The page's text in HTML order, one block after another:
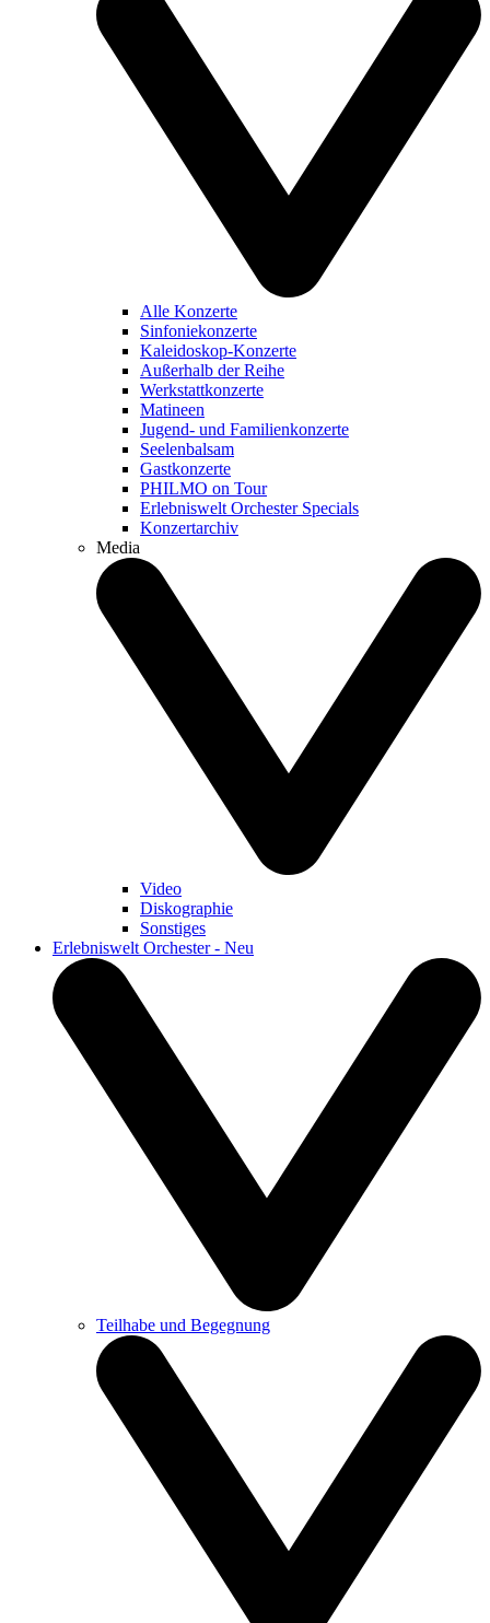
Alle Konzerte
Sinfoniekonzerte
Kaleidoskop-Konzerte
Außerhalb der Reihe
Werkstattkonzerte
Matineen
Jugend- und Familienkonzerte
Seelenbalsam
Gastkonzerte
PHILMO on Tour
Erlebniswelt Orchester Specials
Konzertarchiv
Media
Video
Diskographie
Sonstiges
Erlebniswelt Orchester - Neu
Teilhabe und Begegnung